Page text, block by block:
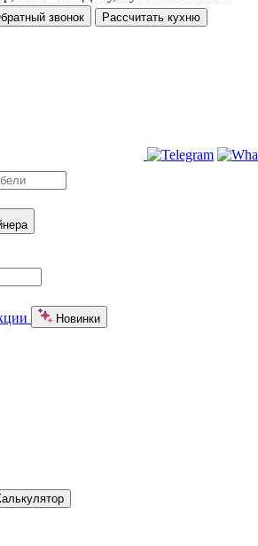
звонок Рассчитать кухню
Новинки